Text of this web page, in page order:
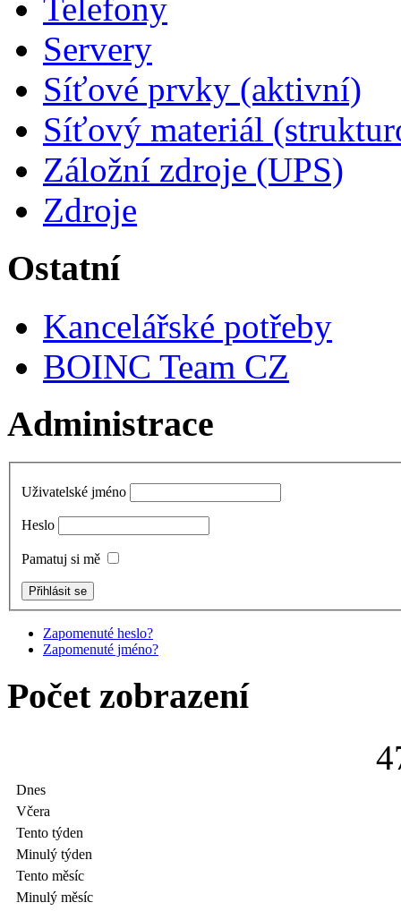
Telefony
Servery
Síťové prvky (aktivní)
Síťový materiál
Záložní zdroje (UPS)
Zdroje
Ostatní
Kancelářské potřeby
BOINC Team CZ
Administrace
Uživatelské jméno
Heslo
Pamatuj si mě
Zapomenuté heslo?
Zapomenuté jméno?
Počet zobrazení
4
Dnes
Včera
Tento týden
Minulý týden
Tento měsíc
Minulý měsíc